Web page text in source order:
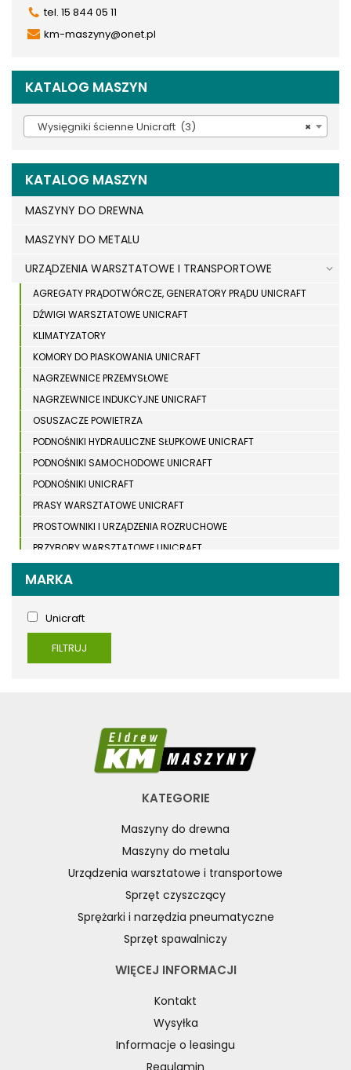
tel. 15 844 05 11
km-maszyny@onet.pl
KATALOG MASZYN
×
Wysięgniki ścienne Unicraft (3)
KATALOG MASZYN
MASZYNY DO DREWNA
MASZYNY DO METALU
URZĄDZENIA WARSZTATOWE I TRANSPORTOWE
AGREGATY PRĄDOTWÓRCZE, GENERATORY PRĄDU UNICRAFT
DŹWIGI WARSZTATOWE UNICRAFT
KLIMATYZATORY
KOMORY DO PIASKOWANIA UNICRAFT
NAGRZEWNICE PRZEMYSŁOWE
NAGRZEWNICE INDUKCYJNE UNICRAFT
OSUSZACZE POWIETRZA
PODNOŚNIKI HYDRAULICZNE SŁUPKOWE UNICRAFT
PODNOŚNIKI SAMOCHODOWE UNICRAFT
PODNOŚNIKI UNICRAFT
PRASY WARSZTATOWE UNICRAFT
PROSTOWNIKI I URZĄDZENIA ROZRUCHOWE
PRZYBORY WARSZTATOWE UNICRAFT
STOJAKI ZABEZPIECZAJĄCE UNICRAFT
STOŁY NOŻYCOWE UNICRAFT
SUWNICE BRAMOWE UNICRAFT
WÓZKI PALETOWE UNICRAFT
WYSIĘGNIKI ŚCIENNE UNICRAFT
SPRĘŻARKI I NARZĘDZIA PNEUMATYCZNE
SPRZĘT SPAWALNICZY
KOSZT DOSTAWY
MARKA
Unicraft
FILTRUJ
KATEGORIE
Maszyny do drewna
Maszyny do metalu
Urządzenia warsztatowe i transportowe
Sprzęt czyszczący
Sprężarki i narzędzia pneumatyczne
Sprzęt spawalniczy
WIĘCEJ INFORMACJI
Kontakt
Wysyłka
Informacje o leasingu
Regulamin